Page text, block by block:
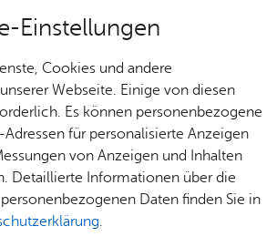
& Stadt
Ka­te­go­rie:
Wirt­schaft
Schlag­wort:
Ge­wer­be
- Umzug der
Einstellungen
Cookies und andere
Webseite. Einige von diesen
Es können personenbezogene
Adressen für personalisierte Anzeigen
von Anzeigen und Inhalten
Detaillierte Informationen über die
Daten finden Sie in
.